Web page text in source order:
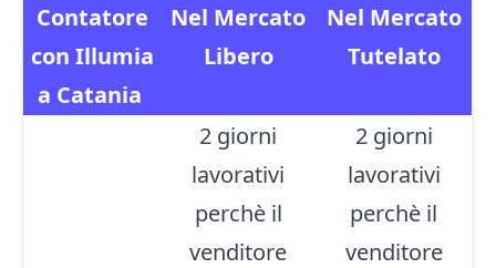
Contatore
con Illumia
a Catania
Nel Mercato
Libero
Nel Mercato
Tutelato
2 giorni
lavorativi
perchè il
venditore
2 giorni
lavorativi
perchè il
venditore